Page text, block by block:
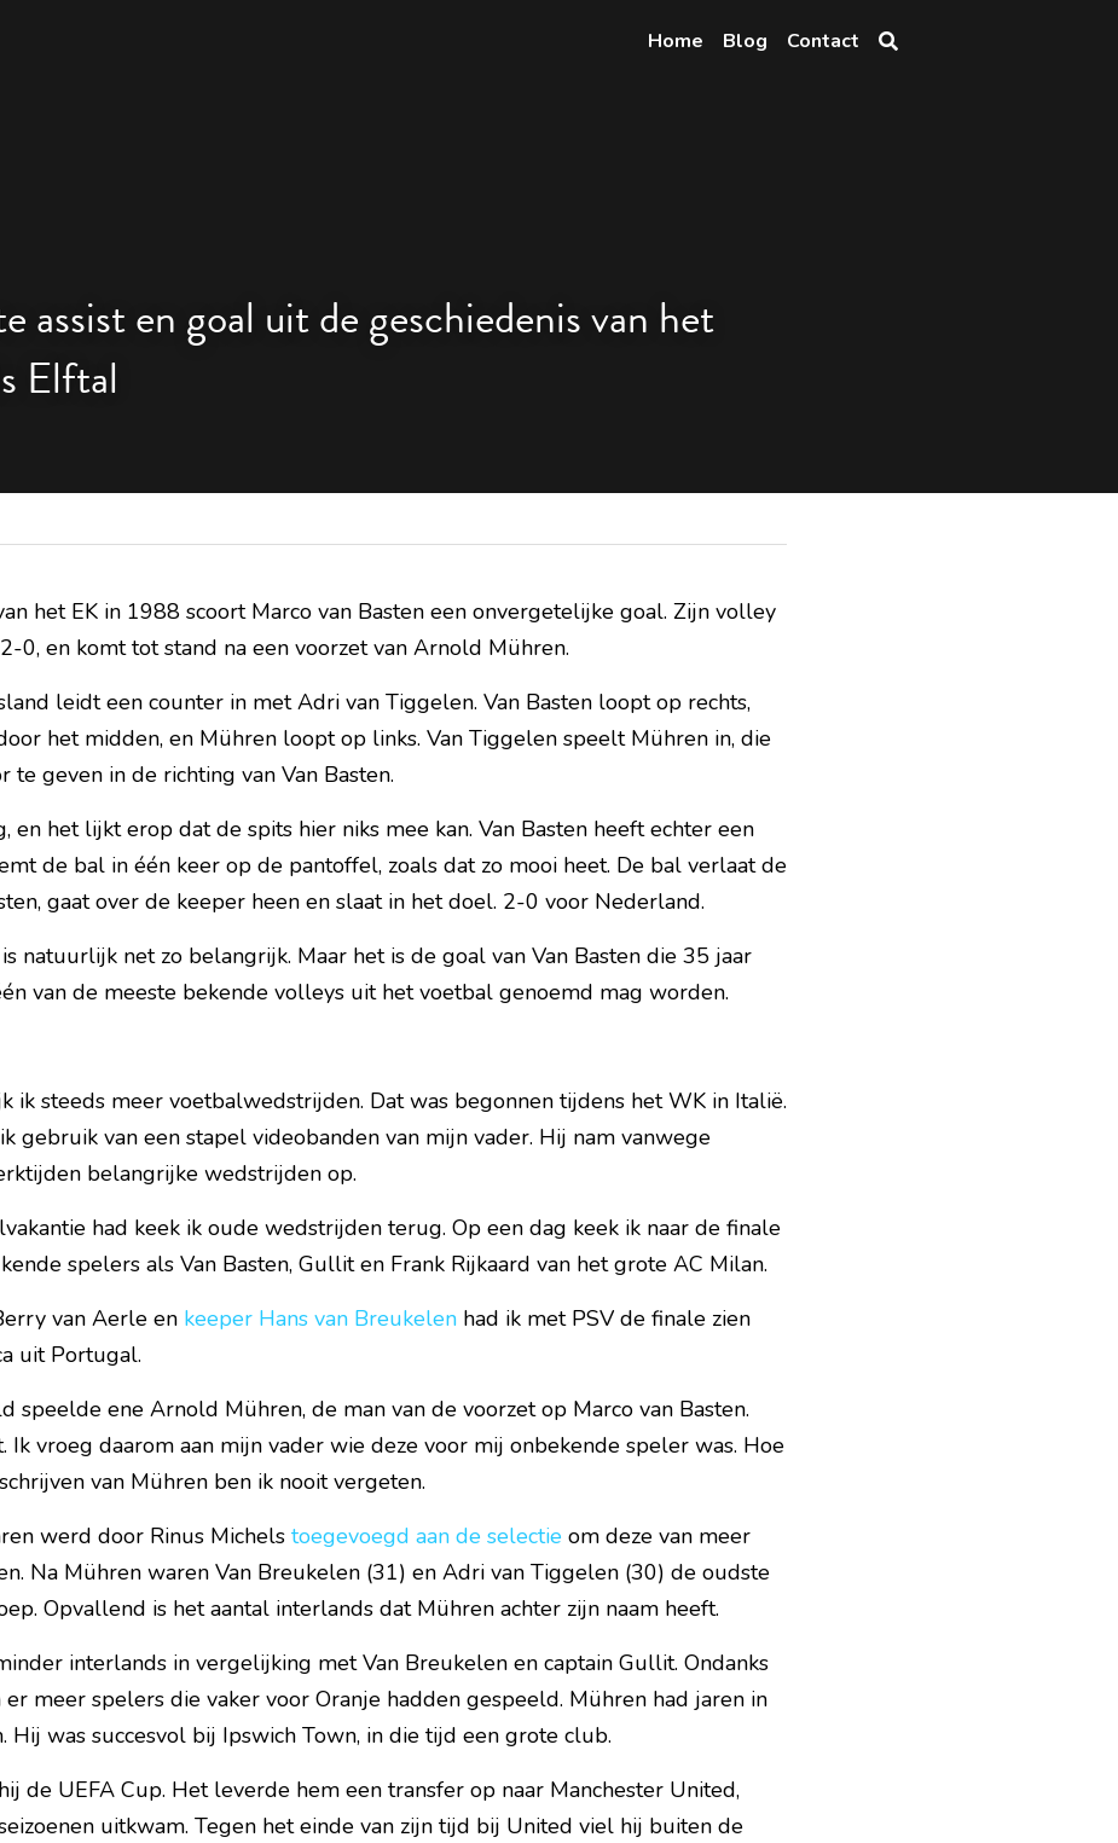
Home Blog Contact
assist en goal uit de geschiedenis van het
Elftal
het EK in 1988 scoort Marco van Basten een onvergetelijke goal. Zijn volley
0, en komt tot stand na een voorzet van Arnold Mühren.
leidt een counter in met Adri van Tiggelen. Van Basten loopt op rechts,
het midden, en Mühren loopt op links. Van Tiggelen speelt Mühren in, die
te geven in de richting van Van Basten.
en het lijkt erop dat de spits hier niks mee kan. Van Basten heeft echter een
de bal in één keer op de pantoffel, zoals dat zo mooi heet. De bal verlaat de
gaat over de keeper heen en slaat in het doel. 2-0 voor Nederland.
natuurlijk net zo belangrijk. Maar het is de goal van Van Basten die 35 jaar
van de meeste bekende volleys uit het voetbal genoemd mag worden.
ik steeds meer voetbalwedstrijden. Dat was begonnen tijdens het WK in Italië.
gebruik van een stapel videobanden van mijn vader. Hij nam vanwege
belangrijke wedstrijden op.
had keek ik oude wedstrijden terug. Op een dag keek ik naar de finale
spelers als Van Basten, Gullit en Frank Rijkaard van het grote AC Milan.
van Aerle en keeper Hans van Breukelen had ik met PSV de finale zien
uit Portugal.
speelde ene Arnold Mühren, de man van de voorzet op Marco van Basten.
Ik vroeg daarom aan mijn vader wie deze voor mij onbekende speler was. Hoe
van Mühren ben ik nooit vergeten.
werd door Rinus Michels toegevoegd aan de selectie om deze van meer
Na Mühren waren Van Breukelen (31) en Adri van Tiggelen (30) de oudste
Opvallend is het aantal interlands dat Mühren achter zijn naam heeft.
interlands in vergelijking met Van Breukelen en captain Gullit. Ondanks
meer spelers die vaker voor Oranje hadden gespeeld. Mühren had jaren in
Hij was succesvol bij Ipswich Town, in die tijd een grote club.
de UEFA Cup. Het leverde hem een transfer op naar Manchester United,
uitkwam. Tegen het einde van zijn tijd bij United viel hij buiten de